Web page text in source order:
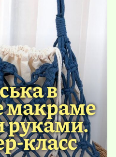
в
макраме
руками.
класс